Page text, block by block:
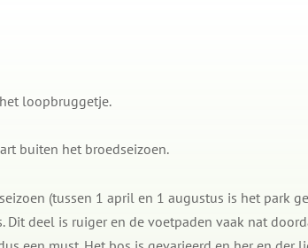
loopbruggetje.
buiten het broedseizoen.
(tussen 1 april en 1 augustus is het park
deel is ruiger en de voetpaden vaak nat